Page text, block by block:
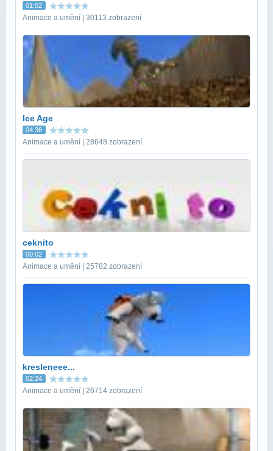
01:02
Animace a umění | 30113 zobrazení
Ice Age
04:36
Animace a umění | 28648 zobrazení
ceknito
00:02
Animace a umění | 25782 zobrazení
kresleneee...
02:24
Animace a umění | 26714 zobrazení